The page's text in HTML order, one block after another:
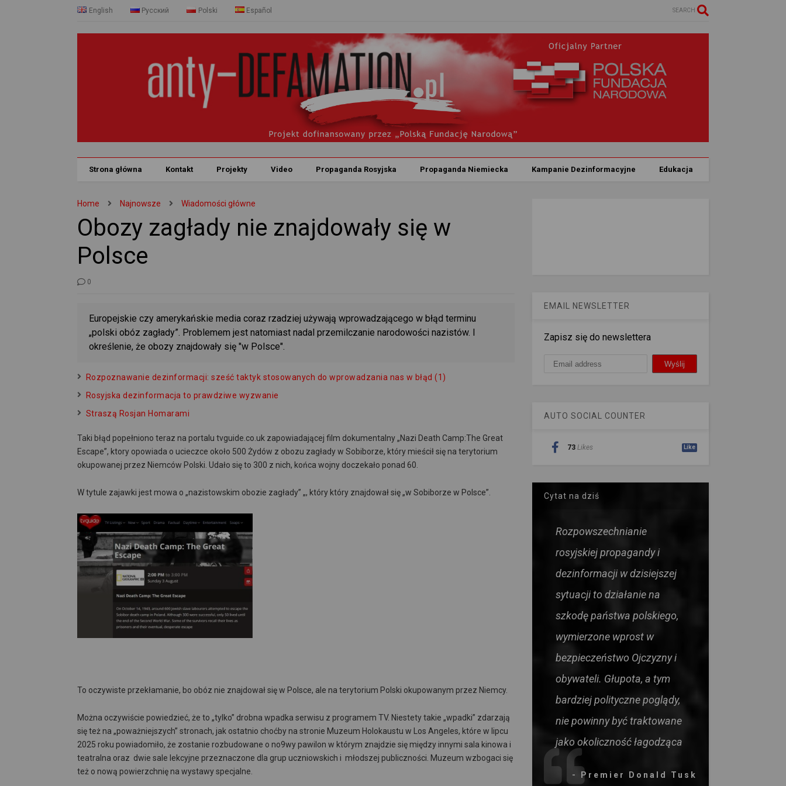
English Русский Polski Español SEARCH
Strona główna Kontakt Projekty Video Propaganda Rosyjska Propaganda Niemiecka Kampanie Dezinformacyjne Edukacja
Home Najnowsze Wiadomości główne
Obozy zagłady nie znajdowały się w
Polsce
0
Europejskie czy amerykańskie media coraz rzadziej używają wprowadzającego w błąd terminu
„polski obóz zagłady”. Problemem jest natomiast nadal przemilczanie narodowości nazistów. I
określenie, że obozy znajdowały się "w Polsce".
Rozpoznawanie dezinformacji: sześć taktyk stosowanych do wprowadzania nas w błąd (1)
Rosyjska dezinformacja to prawdziwe wyzwanie
Straszą Rosjan Homarami
Taki błąd popełniono teraz na portalu tvguide.co.uk zapowiadającej film dokumentalny „Nazi Death Camp:The Great
Escape”, ktory opowiada o ucieczce około 500 Żydów z obozu zagłady w Sobiborze, który mieścił się na terytorium
okupowanej przez Niemców Polski. Udało się to 300 z nich, końca wojny doczekało ponad 60.
W tytule zajawki jest mowa o „nazistowskim obozie zagłady” „, który który znajdował się „w Sobiborze w Polsce”.
To oczywiste przekłamanie, bo obóz nie znajdował się w Polsce, ale na terytorium Polski okupowanym przez Niemcy.
Można oczywiście powiedzieć, że to „tylko” drobna wpadka serwisu z programem TV. Niestety takie „wpadki” zdarzają
się też na „poważniejszych” stronach, jak ostatnio choćby na stronie Muzeum Holokaustu w Los Angeles, które w lipcu
2025 roku powiadomiło, że zostanie rozbudowane o no9wy pawilon w którym znajdzie się między innymi sala kinowa i
teatralna oraz dwie sale lekcyjne przeznaczone dla grup uczniowskich i młodszej publiczności. Muzeum wzbogaci się
też o nową powierzchnię na wystawy specjalne.
EMAIL NEWSLETTER
Zapisz się do newslettera
AUTO SOCIAL COUNTER
73 Likes Like
Cytat na dziś
Rozpowszechnianie
rosyjskiej propagandy i
dezinformacji w dzisiejszej
sytuacji to działanie na
szkodę państwa polskiego,
wymierzone wprost w
bezpieczeństwo Ojczyzny i
obywateli. Głupota, a tym
bardziej polityczne poglądy,
nie powinny być traktowane
jako okoliczność łagodząca
- Premier Donald Tusk